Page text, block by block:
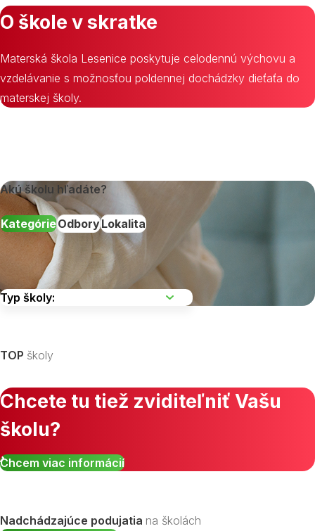
O škole v skratke
Materská škola Lesenice poskytuje celodennú výchovu a
vzdelávanie s možnosťou poldennej dochádzky dieťaťa do
materskej školy.
Akú školu hľadáte?
KategórieOdboryLokalita
Zobraziť všetky študijné odbory »
TOP školy
Chcete tu tiež zviditeľniť Vašu
školu?
Chcem viac informácií
Nadchádzajúce podujatia na školách